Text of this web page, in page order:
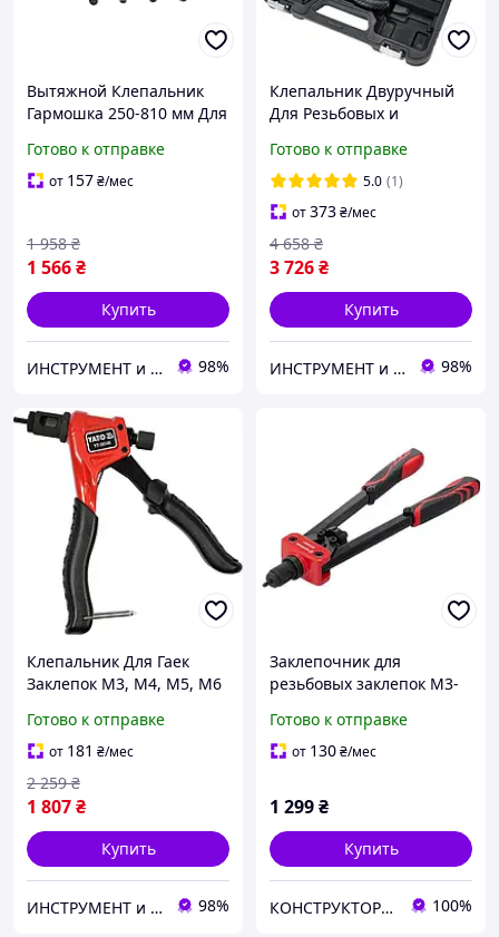
Вытяжной Клепальник
Гармошка 250-810 мм Для
6.4 мм YATO (YT-36060)
Готово к отправке
от 157₴/мес
1 566₴
1 958 ₴
Купить
ИНСТРУМЕНТ и МЕТИЗЫ 98%
Клепальник Двуручный
Для Резьбовых и
(YT-36091)
Готово к отправке
5.0 (1)
от373₴/мес
3 726₴
4 658 ₴
Купить
ИНСТРУМЕНТ и МЕТИЗЫ 98%
Клепальник Для Гаек
Заклепок М3, М4, М5, М6
Готово к отправке
от 181 ₴/мес
1 807₴
2 259 ₴
Купить
ИНСТРУМЕНТ и МЕТИЗЫ 98%
Заклепочник для
резьбовых заклепок M3-
RT-0020, ручной
резьбовой клепка
Готово к отправке
от 130₴/мес
1 299₴
Купить
КОНСТРУКТОР онлайн-магазин 100%